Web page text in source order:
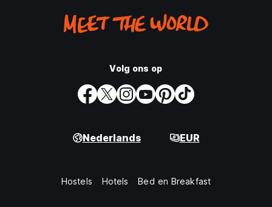
Volg ons op
Nederlands EUR
Hostels Hotels Bed en Breakfast